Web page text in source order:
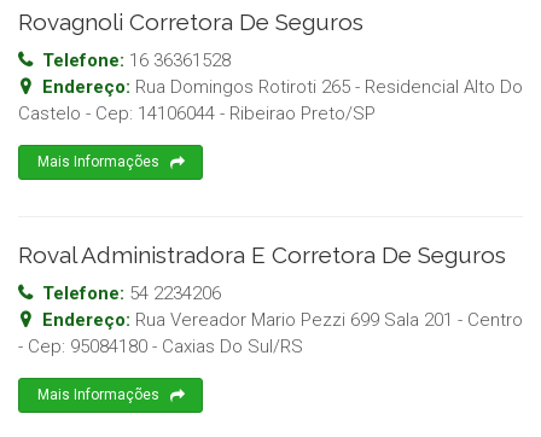
Rovagnoli Corretora De Seguros
Telefone: 16 36361528
Endereço: Rua Domingos Rotiroti 265 - Residencial Alto Do
Castelo - Cep: 14106044 - Ribeirao Preto/SP
Mais Informações
Roval Administradora E Corretora De Seguros
Telefone: 54 2234206
Endereço: Rua Vereador Mario Pezzi 699 Sala 201 - Centro
- Cep: 95084180 - Caxias Do Sul/RS
Mais Informações